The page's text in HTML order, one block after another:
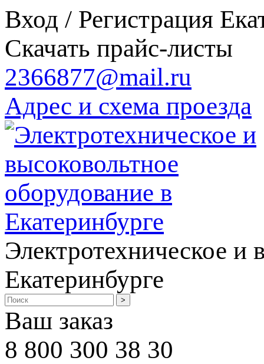
Вход / Регистрация
Скачать прайс-листы
2366877@mail.ru
Адрес и схема проезда
Электротехническое и
Екатеринбурге
Ваш заказ
8 800 300 38 30